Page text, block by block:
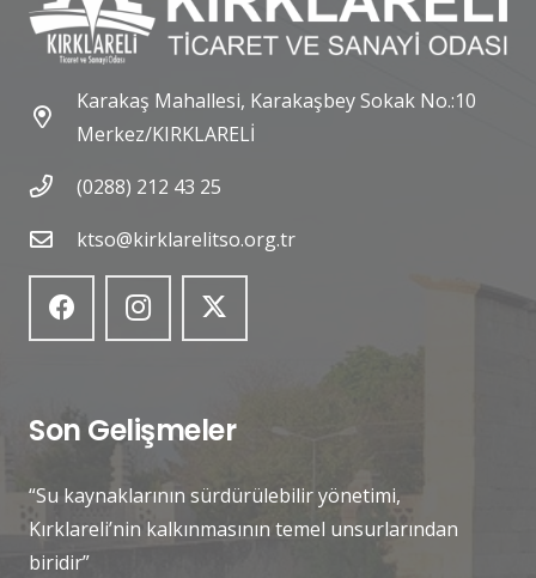
Karakaş Mahallesi, Karakaşbey Sokak No.:10
Merkez/KIRKLARELİ
(0288) 212 43 25
ktso@kirklarelitso.org.tr
Son Gelişmeler
“Su kaynaklarının sürdürülebilir yönetimi,
Kırklareli’nin kalkınmasının temel unsurlarından
biridir”